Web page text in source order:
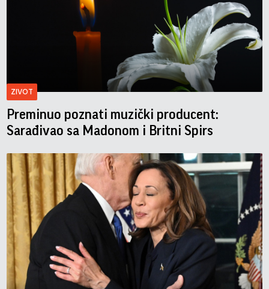
ZIVOT
Preminuo poznati muzički producent:
Sarađivao sa Madonom i Britni Spirs